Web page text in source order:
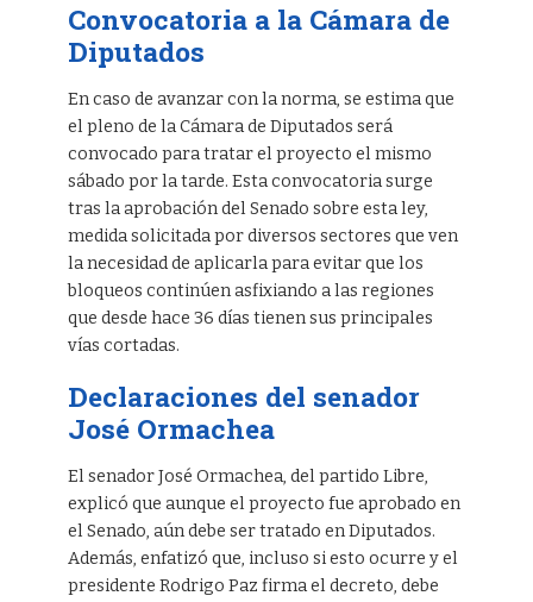
Convocatoria a la Cámara de
Diputados
En caso de avanzar con la norma, se estima que
el pleno de la Cámara de Diputados será
convocado para tratar el proyecto el mismo
sábado por la tarde. Esta convocatoria surge
tras la aprobación del Senado sobre esta ley,
medida solicitada por diversos sectores que ven
la necesidad de aplicarla para evitar que los
bloqueos continúen asfixiando a las regiones
que desde hace 36 días tienen sus principales
vías cortadas.
Declaraciones del senador
José Ormachea
El senador José Ormachea, del partido Libre,
explicó que aunque el proyecto fue aprobado en
el Senado, aún debe ser tratado en Diputados.
Además, enfatizó que, incluso si esto ocurre y el
presidente Rodrigo Paz firma el decreto, debe